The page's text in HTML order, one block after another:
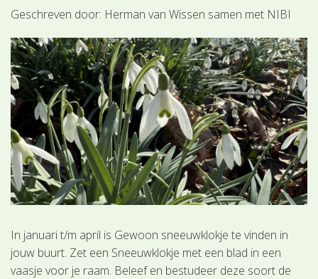
Determineren
Geschreven door: Herman van Wissen samen met NIBI
In januari t/m april is Gewoon sneeuwklokje te vinden in
jouw buurt. Zet een Sneeuwklokje met een blad in een
vaasje voor je raam. Beleef en bestudeer deze soort de